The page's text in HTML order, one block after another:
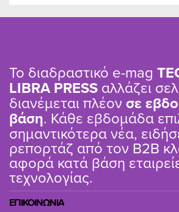
Το διαδραστικό e-mag
LIBRA PRESS αλλάζει
διανέμεται πλέον σε
βάση. Κάθε εβδομάδα
σημαντικότερα νέα,
ρεπορτάζ από τον B2B
αφορά κατά βάση
τεχνολογίας.
ΕΠΙΚΟΙΝΩΝΙΑ